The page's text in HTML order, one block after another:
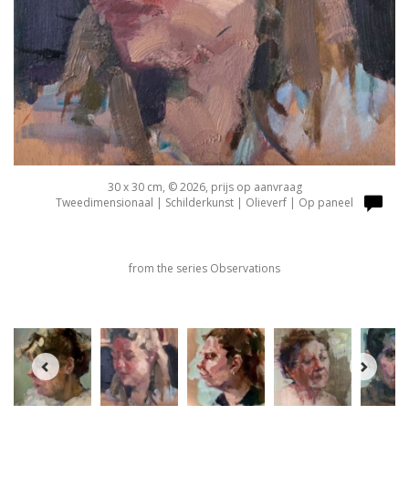
30 x 30 cm, © 2026, prijs op aanvraag
Tweedimensionaal | Schilderkunst | Olieverf | Op paneel
from the series Observations